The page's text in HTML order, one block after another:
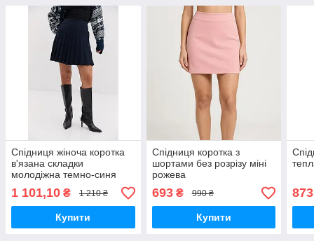
Спідниця жіноча коротка
в'язана складки
молодіжна темно-синя
1 101,10 ₴ 1 210 ₴
Купити
Спідниця коротка з
шортами без розрізу міні
рожева
693₴ 990 ₴
Купити
873